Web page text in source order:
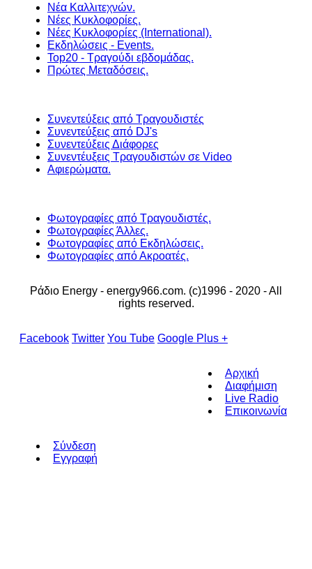
Νέα Καλλιτεχνών.
Νέες Κυκλοφορίες.
Νέες Κυκλοφορίες (International).
Εκδηλώσεις - Events.
Top20 - Τραγούδι εβδομάδας.
Πρώτες Μεταδόσεις.
Συνεντεύξεις από Τραγουδιστές
Συνεντεύξεις από DJ's
Συνεντεύξεις Διάφορες
Συνεντέυξεις Τραγουδιστών σε Video
Αφιερώματα.
Φωτογραφίες από Τραγουδιστές.
Φωτογραφίες Άλλες.
Φωτογραφίες από Εκδηλώσεις.
Φωτογραφίες από Ακροατές.
Ράδιο Energy - energy966.com. (c)1996 - 2020 - All
rights reserved.
Facebook Twitter You Tube Google Plus +
Αρχική
Διαφήμιση
Live Radio
Επικοινωνία
Σύνδεση
Εγγραφή